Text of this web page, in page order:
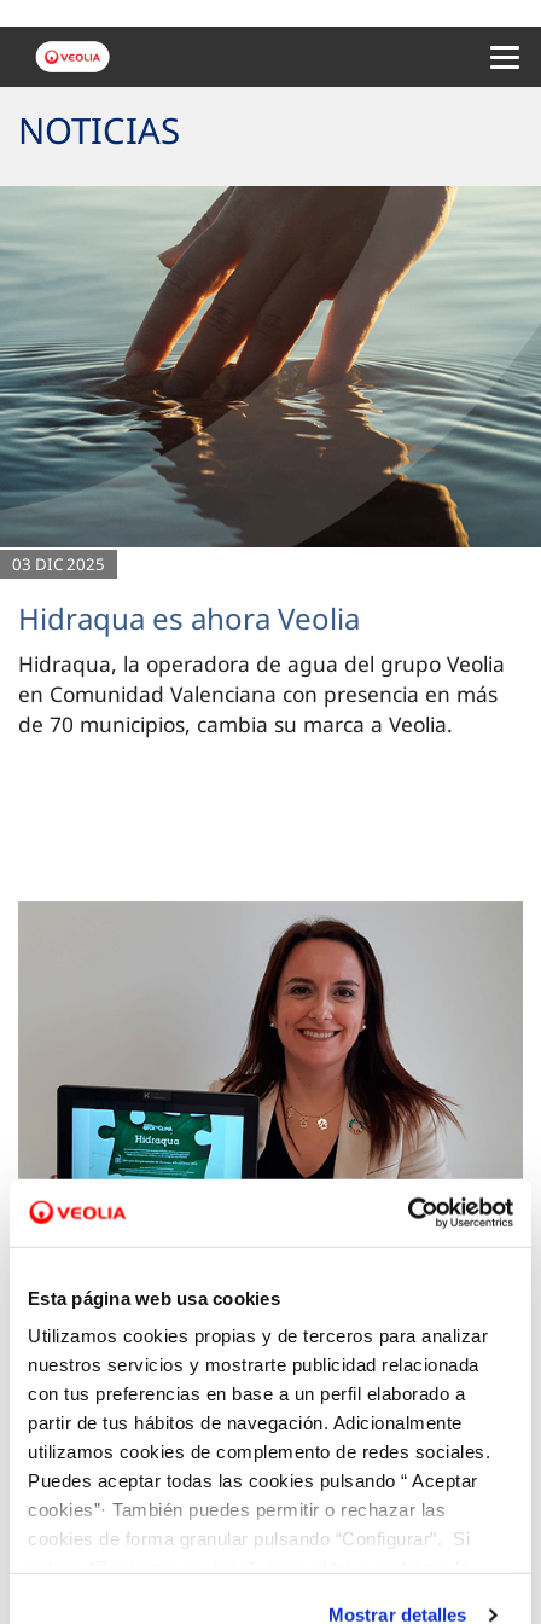
Esta página web usa cookies
Utilizamos cookies propias y de terceros para analizar
nuestros servicios y mostrarte publicidad relacionada
con tus preferencias en base a un perfil elaborado a
partir de tus hábitos de navegación. Adicionalmente
utilizamos cookies de complemento de redes sociales.
Puedes aceptar todas las cookies pulsando “ Aceptar
cookies”· También puedes permitir o rechazar las
cookies de forma granular pulsando “Configurar”. Si
Mostrar detalles
NOTICIAS
03 DIC 2025
Hidraqua es ahora Veolia
Hidraqua, la operadora de agua del grupo Veolia
en Comunidad Valenciana con presencia en más
de 70 municipios, cambia su marca a Veolia.
16 DIC 2020
reconstrucción verde de la Comunitat
Valenciana, galardonado por la Comunidad
#PorElClima